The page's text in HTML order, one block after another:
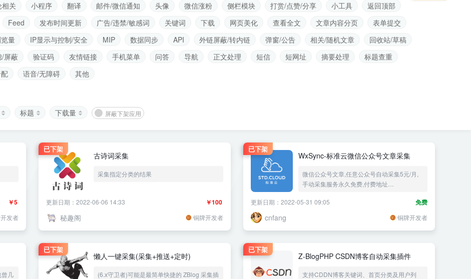
关 小程序 翻译 邮件/微信通知 头像 微信涨粉 侧栏模块 打赏/点赞/分享 小工具
返回顶部
Feed 发布时间更新 广告/违禁/敏感词 关键词 下载 网页美化 查看全文 文章内容分页
表单提交
量 IP显示与控制/安全 MIP 数据同步 API 外链屏蔽/转内链 弹窗/公告 相关/随机文章
回收站/草稿
/屏蔽 验证码 友情链接 手机菜单 问答 导航 正文处理 短信 短网址 摘要处理
标题查重
语音/无障碍
其他
标题 下载量 屏蔽下架应用
￥5
发者
已下架
古诗词采集
采集指定分类的结果
￥100
更新日期：2022-06-06 14:33
秘趣阁 铜牌开发者
已下架
WxSync-标准云微信公众号文章采集
微信公众号文章,任意公众号自动采集5元/月,
手动采集服务永久免费,付费地址
免费
更新日期：2022-05-31 09:05
cnfang 铜牌开发者
曾几
已下架
懒人一键采集(采集+推送+定时)
(6.x守卫者)可能是最简单快捷的 ZBlog 采集插
已下架
Z-BlogPHP CSDN博客自动采集插件
支持CDDN博客关键词、首页分类及用户列